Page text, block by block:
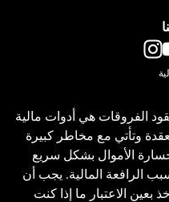
الفروقات هي أدوات مالية
وتأتي مع مخاطر كبيرة
الأموال بشكل سريع
الرافعة المالية. يجب أن
بعين الاعتبار ما إذا كنت